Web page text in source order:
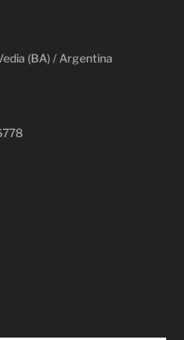
(BA) / Argentina